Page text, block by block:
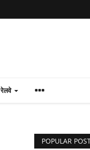
रेलवे
POPULAR